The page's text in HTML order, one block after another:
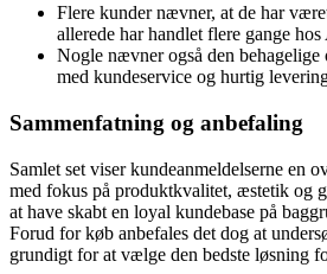
Flere kunder nævner, at de har
allerede har handlet flere gange
Nogle nævner også den behagelige
med kundeservice og hurtig
Sammenfatning og anbefaling
Samlet set viser kundeanmeldelserne en
med fokus på produktkvalitet, æstetik og
at have skabt en loyal kundebase på
Forud for køb anbefales det dog at
grundigt for at vælge den bedste løsning